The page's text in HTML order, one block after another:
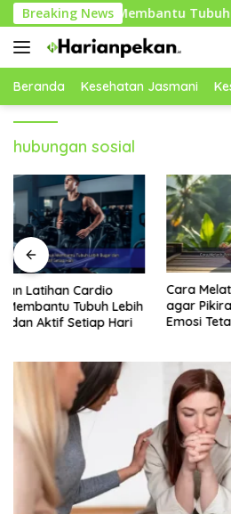
Langsung
ke
konten
Breaking News
untuk Membantu Tubuh Lebih
Beranda Kesehatan Jasmani
hubungan sosial
Cara Melatih Pernapasan
agar Pikiran Lebih Rileks dan
Emosi Tetap Seimbang